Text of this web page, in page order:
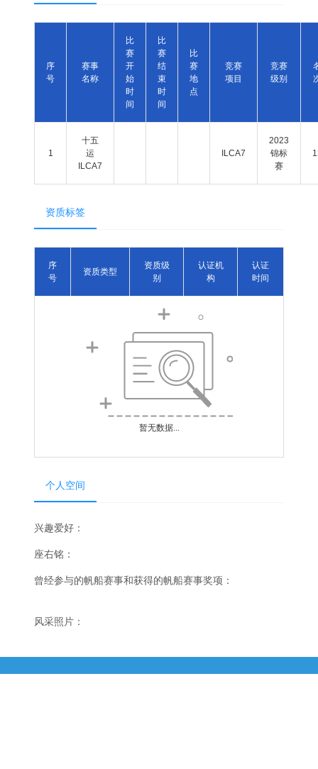
序
号
赛事
名称
比
赛
开
始
时
间
比
赛
结
束
时
间
比
赛
地
点
竞赛
项目
竞赛
级别
1
十五
运
ILCA7
ILCA7
2023
锦标
赛
资质标签
序
号
资质类型
资质级
别
认证机
构
认证
时间
暂无数据...
个人空间
兴趣爱好：
座右铭：
曾经参与的帆船赛事和获得的帆船赛事奖项：
风采照片：